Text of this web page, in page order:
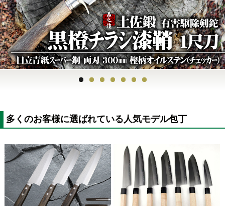
多くのお客様に選ばれている人気モデル包丁